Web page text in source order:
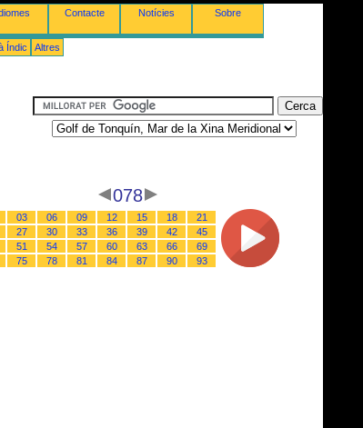
Contacte Notícies Sobre
Índic Altres
078
03 06 09 12 15 18
21
27 30 33 36 39 42
45
51 54 57 60 63 66
69
75 78 81 84 87 90 93